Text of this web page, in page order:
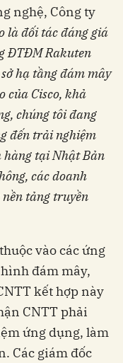
nghệ, Công ty
là đối tác đáng giá
ĐTĐM Rakuten
hạ tầng đám mây
của Cisco, khả
chúng tôi đang
đến trải nghiệm
hàng tại Nhật Bản
các doanh
tảng truyền
vào các ứng
đám mây,
kết hợp này
CNTT phải
ứng dụng, làm
Các giám đốc